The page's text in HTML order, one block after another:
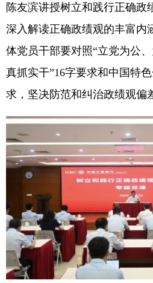
陈友滨讲授树立和践行正确政
深入解读正确政绩观的丰富内
体党员干部要对照“立党为公
真抓实干”16字要求和中国特
求，坚决防范和纠治政绩观偏